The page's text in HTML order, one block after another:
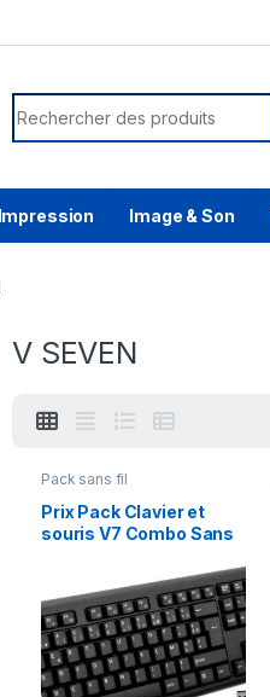
Search for:
Impression Image & Son
V SEVEN
Pack sans fil
Prix Pack Clavier et
souris V7 Combo Sans